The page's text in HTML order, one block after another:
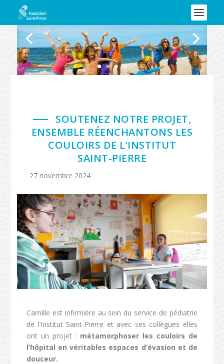
SOUTENEZ NOTRE PROJET,
ENSEMBLE RÉENCHANTONS LES
COULOIRS DE L’INSTITUT
SAINT-PIERRE
27 novembre 2024
Camille est infirmière au sein du service de pédiatrie
de l’Institut Saint-Pierre et avec ses collègues elles
ont un projet : métamorphoser les couloirs de
l’hôpital en véritables espaces d’évasion et de
douceur.